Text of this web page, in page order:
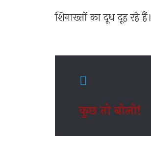
शिनाख्तों का दूध दूह रहे हैं।
कुछ तो बोलो!